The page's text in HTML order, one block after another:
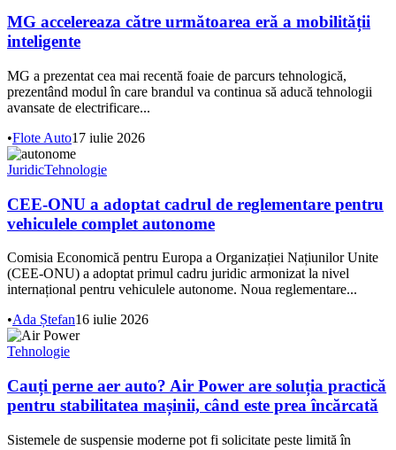
MG accelereaza către următoarea eră a mobilității
inteligente
MG a prezentat cea mai recentă foaie de parcurs tehnologică,
prezentând modul în care brandul va continua să aducă tehnologii
avansate de electrificare...
•Flote Auto17 iulie 2026
JuridicTehnologie
CEE-ONU a adoptat cadrul de reglementare pentru
vehiculele complet autonome
Comisia Economică pentru Europa a Organizației Națiunilor Unite
(CEE-ONU) a adoptat primul cadru juridic armonizat la nivel
internațional pentru vehiculele autonome. Noua reglementare...
•Ada Ștefan16 iulie 2026
Tehnologie
Cauți perne aer auto? Air Power are soluția practică
pentru stabilitatea mașinii, când este prea încărcată
Sistemele de suspensie moderne pot fi solicitate peste limită în